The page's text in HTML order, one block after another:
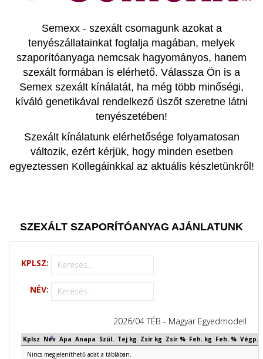
Semexx - szexált csomagunk azokat a
tenyészállatainkat foglalja magában, melyek
szaporítóanyaga nemcsak hagyományos, hanem
szexált formában is elérhető. Válassza Ön is a
Semex szexált kínálatát, ha még több minőségi,
kíváló genetikával rendelkező üszőt szeretne látni
tenyészetében!
Szexált kínálatunk elérhetősége folyamatosan
változik, ezért kérjük, hogy minden esetben
egyeztessen Kollegáinkkal az aktuális készletünkről!
SZEXÁLT SZAPORÍTÓANYAG AJÁNLATUNK
KPLSZ:
NÉV:
2026/04 TÉB - Magyar Egyedmodell
Kplsz Név Apa Anapa Szül. Tej kg Zsír kg Zsír % Feh. kg Feh. % Végp.
Nincs megjeleníthető adat a táblában.